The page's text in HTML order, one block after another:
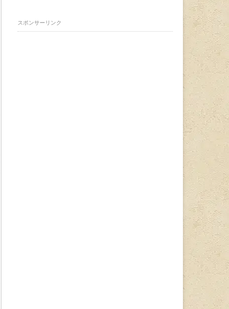
スポンサーリンク